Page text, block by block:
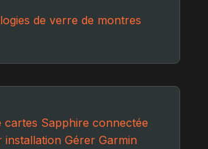
de verre de montres
cartes Sapphire connectée
installation Gérer Garmin